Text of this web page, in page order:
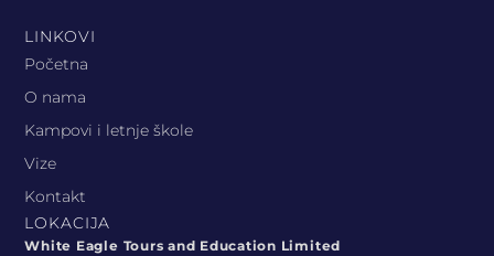
LINKOVI
Početna
O nama
Kampovi i letnje škole
Vize
Kontakt
LOKACIJA
White Eagle Tours and Education Limited